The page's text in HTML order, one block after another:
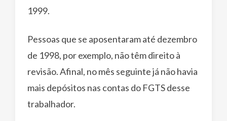
1999.
Pessoas que se aposentaram até dezembro
de 1998, por exemplo, não têm direito à
revisão. Afinal, no mês seguinte já não havia
mais depósitos nas contas do FGTS desse
trabalhador.